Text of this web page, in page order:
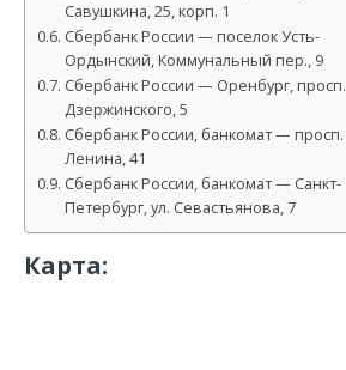
Савушкина, 25, корп. 1
Сбербанк России — поселок Усть-
Ордынский, Коммунальный пер., 9
Сбербанк России — Оренбург, просп.
Дзержинского, 5
Сбербанк России, банкомат — просп.
Ленина, 41
Сбербанк России, банкомат — Санкт-
Петербург, ул. Севастьянова, 7
Карта: